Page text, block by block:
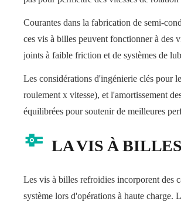
Courantes dans la fabrication de semi-
ces vis à billes peuvent fonctionner à des
joints à faible friction et de systèmes de
Les considérations d'ingénierie clés pour
roulement x vitesse), et l'amortissement
équilibrées pour soutenir de meilleures
LA VIS À
Les vis à billes refroidies incorporent des
système lors d'opérations à haute charge.